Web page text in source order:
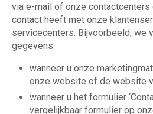
via e-mail of onze contactcenters
contact heeft met onze
servicecenters. Bijvoorbeeld, we
gegevens:
wanneer u onze
onze website of de website
wanneer u het formulier
vergelijkbaar formulier op